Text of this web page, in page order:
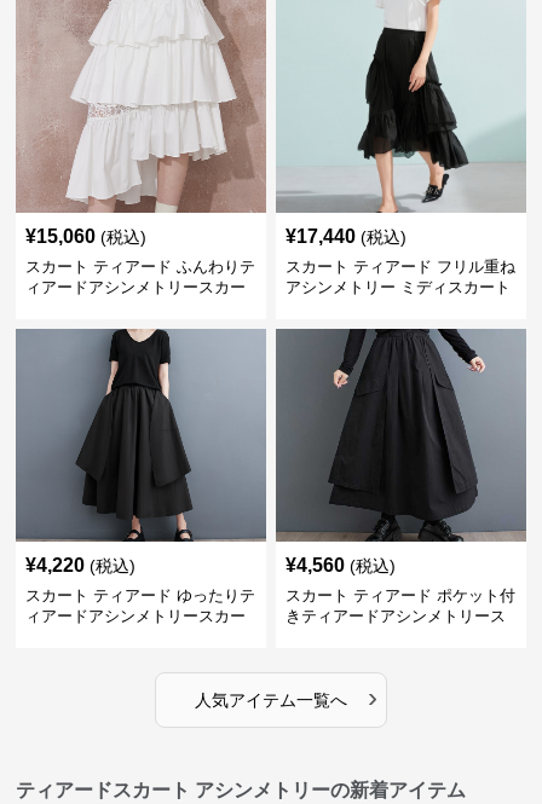
¥15,060 (税込)
スカート ティアード ふんわりテ
ィアードアシンメトリースカー
¥17,440 (税込)
スカート ティアード フリル重ね
アシンメトリー ミディスカート
¥4,220 (税込)
スカート ティアード ゆったりテ
ィアードアシンメトリースカー
¥4,560 (税込)
スカート ティアード ポケット付
きティアードアシンメトリース
人気アイテム一覧へ ›
ティアードスカート アシンメトリーの新着アイテム